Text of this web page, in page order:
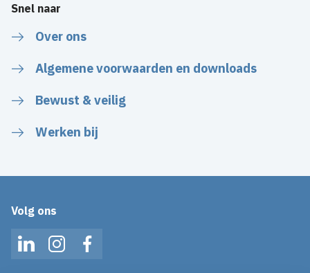
Snel naar
Over ons
Algemene voorwaarden en downloads
Bewust & veilig
Werken bij
Volg ons
LinkedInInstagramFacebook